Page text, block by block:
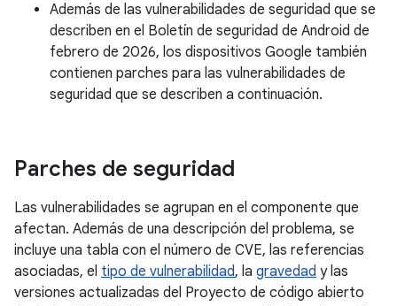
Además de las vulnerabilidades de seguridad que se
describen en el Boletín de seguridad de Android de
febrero de 2026, los dispositivos Google también
contienen parches para las vulnerabilidades de
seguridad que se describen a continuación.
Parches de seguridad
Las vulnerabilidades se agrupan en el componente que
afectan. Además de una descripción del problema, se
incluye una tabla con el número de CVE, las referencias
asociadas, el tipo de vulnerabilidad, la gravedad y las
versiones actualizadas del Proyecto de código abierto